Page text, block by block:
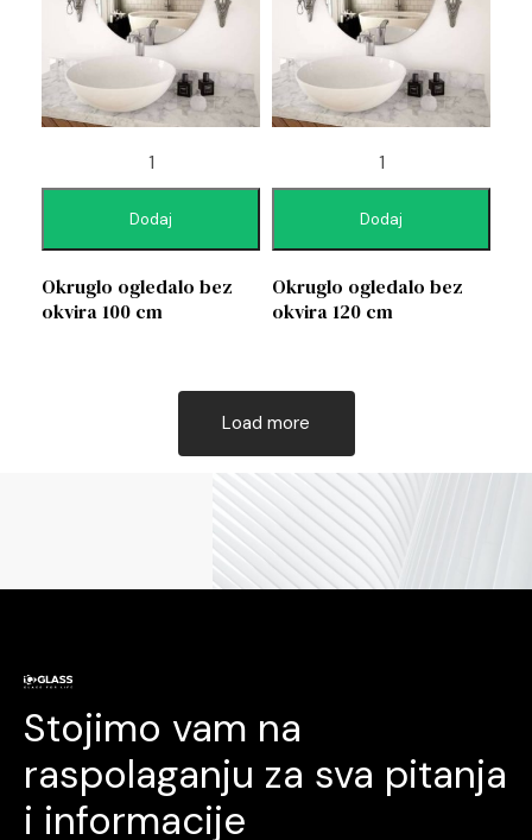
Dodaj
Okruglo ogledalo bez
okvira 100 cm
Dodaj
Okruglo ogledalo bez
okvira 120 cm
Load more
Stojimo vam na
raspolaganju za sva pitanja
i informacije